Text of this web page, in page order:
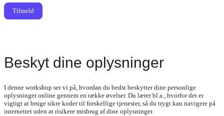
Tilmeld
Beskyt dine oplysninger
I denne workshop ser vi på, hvordan du bedst beskytter dine personlige
oplysninger online gennem en række øvelser. Du lærer bl.a., hvorfor det er
vigtigt at bruge sikre koder til forskellige tjenester, så du trygt kan navigere på
internettet uden at risikere misbrug af dine oplysninger.